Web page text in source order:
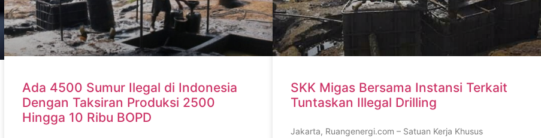
Ada 4500 Sumur Ilegal di Indonesia
Dengan Taksiran Produksi 2500
Hingga 10 Ribu BOPD
SKK Migas Bersama Instansi Terkait
Tuntaskan Illegal Drilling
Jakarta, Ruangenergi.com – Satuan Kerja Khusus